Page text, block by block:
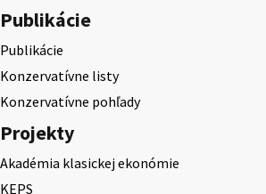
Publikácie
Publikácie
Konzervatívne listy
Konzervatívne pohľady
Projekty
Akadémia klasickej ekonómie
KEPS